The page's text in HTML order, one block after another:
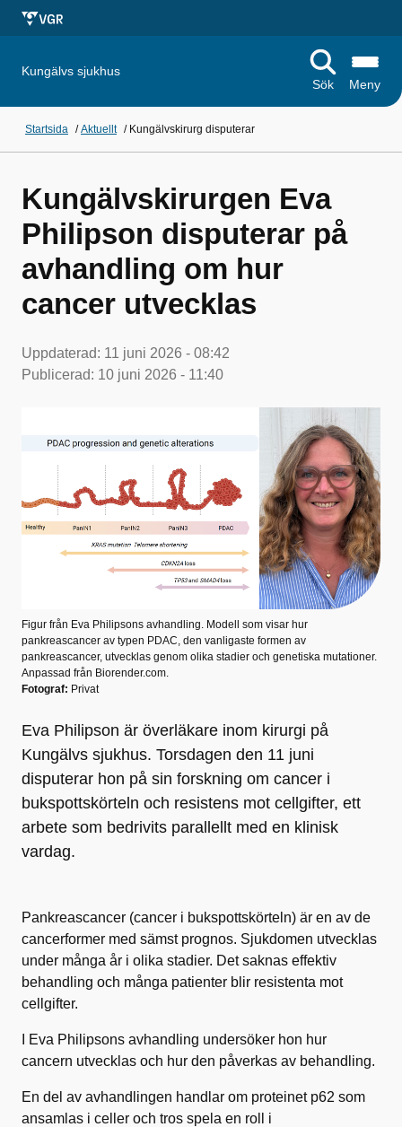
Kungälvs sjukhus
Sök
Meny
Startsida /Aktuellt / Kungälvskirurg disputerar
Kungälvskirurgen Eva
Philipson disputerar på
avhandling om hur
cancer utvecklas
Uppdaterad: 11 juni 2026 - 08:42
Publicerad: 10 juni 2026 - 11:40
Figur från Eva Philipsons avhandling. Modell som visar hur
pankreascancer av typen PDAC, den vanligaste formen av
pankreascancer, utvecklas genom olika stadier och genetiska mutationer.
Anpassad från Biorender.com.
Fotograf: Privat
Eva Philipson är överläkare inom kirurgi på
Kungälvs sjukhus. Torsdagen den 11 juni
disputerar hon på sin forskning om cancer i
bukspottskörteln och resistens mot cellgifter, ett
arbete som bedrivits parallellt med en klinisk
vardag.
Pankreascancer (cancer i bukspottskörteln) är en av de
cancerformer med sämst prognos. Sjukdomen utvecklas
under många år i olika stadier. Det saknas effektiv
behandling och många patienter blir resistenta mot
cellgifter.
I Eva Philipsons avhandling undersöker hon hur
cancern utvecklas och hur den påverkas av behandling.
En del av avhandlingen handlar om proteinet p62 som
ansamlas i celler och tros spela en roll i